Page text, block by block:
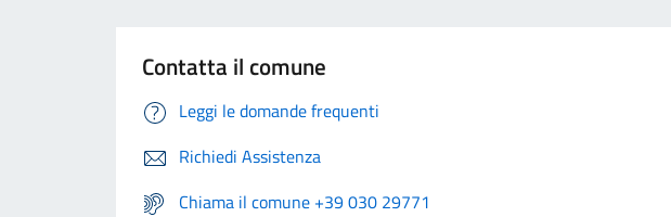
Contatta il comune
Leggi le domande frequenti
Richiedi Assistenza
Chiama il comune +39 030 29771